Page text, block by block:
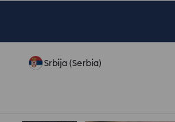
Srbija (Serbia)